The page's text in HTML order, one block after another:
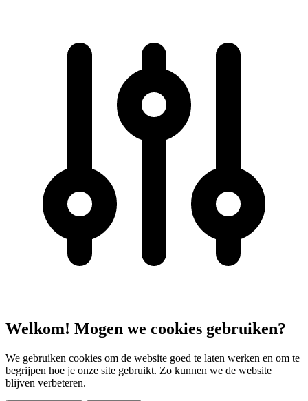
Welkom! Mogen we cookies gebruiken?
We gebruiken cookies om de website goed te laten werken en om te
begrijpen hoe je onze site gebruikt. Zo kunnen we de website
blijven verbeteren.